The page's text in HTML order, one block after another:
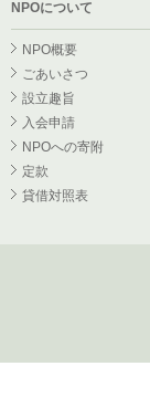
NPOについて
NPO概要
ごあいさつ
設立趣旨
入会申請
NPOへの寄附
定款
貸借対照表